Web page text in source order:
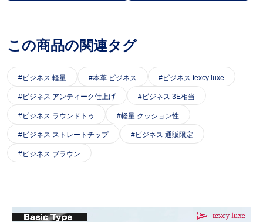
この商品の関連タグ
ビジネス 軽量 本革 ビジネス ビジネス texcy luxe
ビジネス アンティーク仕上げ ビジネス 3E相当
ビジネス ラウンドトゥ 軽量 クッション性
ビジネス ストレートチップ ビジネス 通販限定
ビジネス ブラウン